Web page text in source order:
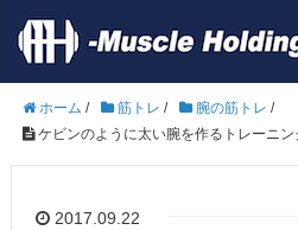
ホーム / 筋トレ / 腕の筋トレ /
ケビンのように太い腕を作るトレーニン
2017.09.22